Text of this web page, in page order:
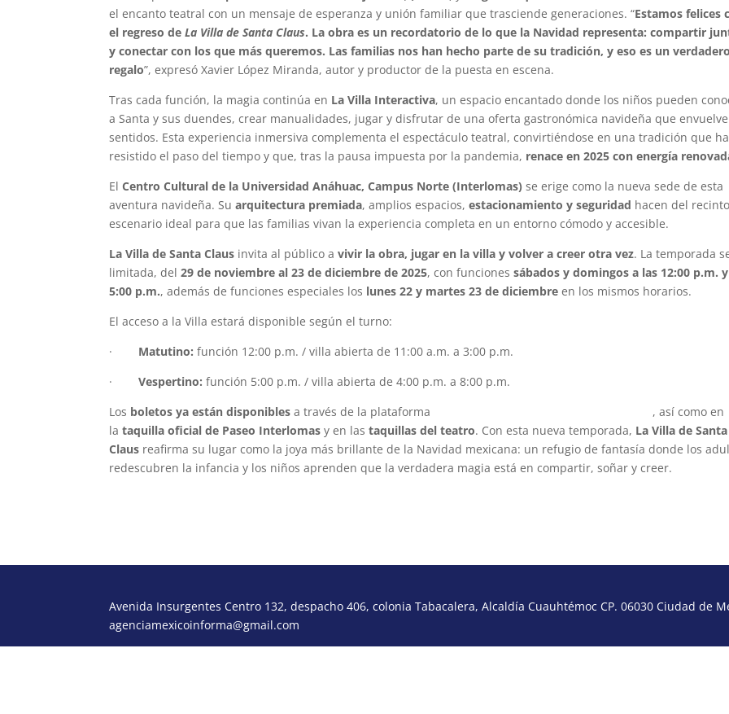
el encanto teatral con un mensaje de esperanza y unión familiar que trasciende generaciones. “Estamos felices
el regreso deLa Villa de Santa Claus. La obra es un recordatorio de lo que la Navidad representa: compartir
y conectar con los que más queremos. Las familias nos han hecho parte de su tradición, y eso es un
regalo”, expresó Xavier López Miranda, autor y productor de la puesta en escena.
Tras cada función, la magia continúa en La Villa Interactiva, un espacio encantado donde los niños pueden
a Santa y sus duendes, crear manualidades, jugar y disfrutar de una oferta gastronómica navideña que
sentidos. Esta experiencia inmersiva complementa el espectáculo teatral, convirtiéndose en una tradición que ha
resistido el paso del tiempo y que, tras la pausa impuesta por la pandemia, renace en 2025 con energía
ElCentro Cultural de la Universidad Anáhuac, Campus Norte (Interlomas) se erige como la nueva sede de esta
aventura navideña. Suarquitectura premiada, amplios espacios,estacionamiento y seguridad hacen del
escenario ideal para que las familias vivan la experiencia completa en un entorno cómodo y accesible.
La Villa de Santa Claus invita al público avivir la obra, jugar en la villa y volver a creer otra vez. La temporada
limitada, del29 de noviembre al 23 de diciembre de 2025, con funcionessábados y domingos a las 12:00 p.m. y
5:00 p.m., además de funciones especiales los lunes 22 y martes 23 de diciembre en los mismos horarios.
El acceso a la Villa estará disponible según el turno:
· Matutino: función 12:00 p.m. / villa abierta de 11:00 a.m. a 3:00 p.m.
·Vespertino: función 5:00 p.m. / villa abierta de 4:00 p.m. a 8:00 p.m.
Los boletos ya están disponibles a través de la plataforma
, así como en
lataquilla oficial de Paseo Interlomas y en lastaquillas del teatro. Con esta nueva temporada, La Villa de Santa
Claus reafirma su lugar como la joya más brillante de la Navidad mexicana: un refugio de fantasía donde los
redescubren la infancia y los niños aprenden que la verdadera magia está en compartir, soñar y creer.
Avenida Insurgentes Centro 132, despacho 406, colonia Tabacalera, Alcaldía Cuauhtémoc CP. 06030 Ciudad de
agenciamexicoinforma@gmail.com